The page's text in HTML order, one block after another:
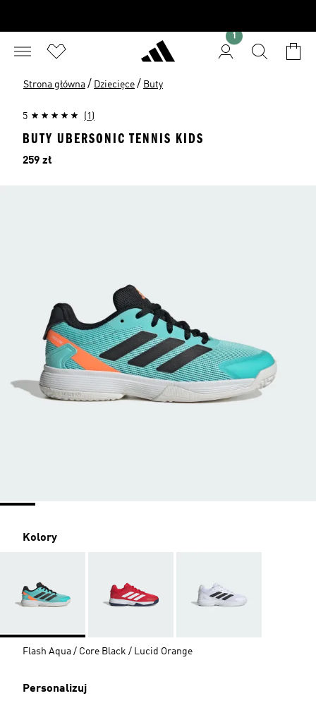
1
Strona główna / Dziecięce / Buty
5 (1)
BUTY UBERSONIC TENNIS KIDS
Cena
259 zł
Kolory
Flash Aqua / Core Black / Lucid Orange
Personalizuj